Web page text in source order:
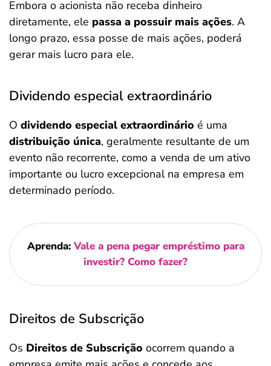
Embora o acionista não receba dinheiro
diretamente, ele passa a possuir mais ações. A
longo prazo, essa posse de mais ações, poderá
gerar mais lucro para ele.
Dividendo especial extraordinário
O dividendo especial extraordinário é uma
distribuição única, geralmente resultante de um
evento não recorrente, como a venda de um ativo
importante ou lucro excepcional na empresa em
determinado período.
Aprenda: Vale a pena pegar empréstimo para
investir? Como fazer?
Direitos de Subscrição
Os Direitos de Subscrição ocorrem quando a